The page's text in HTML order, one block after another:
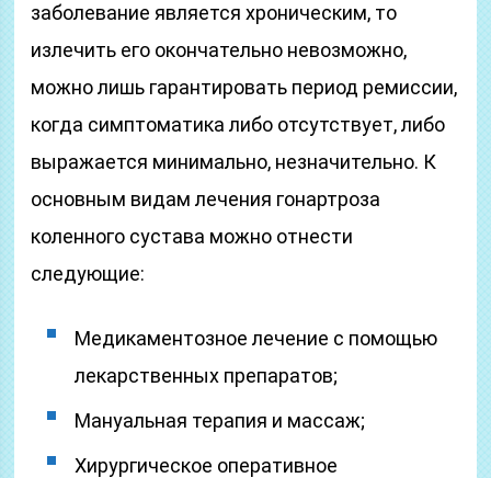
заболевание является хроническим, то
излечить его окончательно невозможно,
можно лишь гарантировать период ремиссии,
когда симптоматика либо отсутствует, либо
выражается минимально, незначительно. К
основным видам лечения гонартроза
коленного сустава можно отнести
следующие:
Медикаментозное лечение с помощью
лекарственных препаратов;
Мануальная терапия и массаж;
Хирургическое оперативное